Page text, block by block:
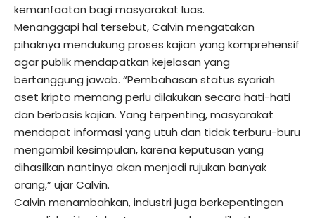
kemanfaatan bagi masyarakat luas.
Menanggapi hal tersebut, Calvin mengatakan
pihaknya mendukung proses kajian yang komprehensif
agar publik mendapatkan kejelasan yang
bertanggung jawab. “Pembahasan status syariah
aset kripto memang perlu dilakukan secara hati-hati
dan berbasis kajian. Yang terpenting, masyarakat
mendapat informasi yang utuh dan tidak terburu-buru
mengambil kesimpulan, karena keputusan yang
dihasilkan nantinya akan menjadi rujukan banyak
orang,” ujar Calvin.
Calvin menambahkan, industri juga berkepentingan